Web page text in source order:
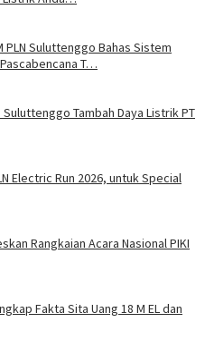
PLN Suluttenggo Bahas Sistem
T…
Tambah Daya Listrik PT
Electric Run 2026, untuk Special
Rangkaian Acara Nasional PIKI
Fakta Sita Uang 18 M EL dan